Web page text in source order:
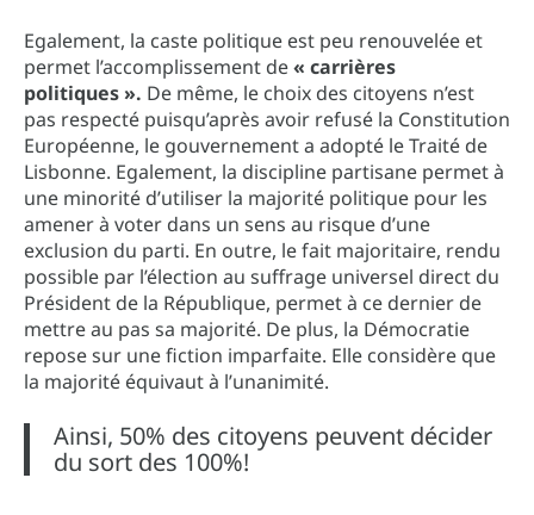
Egalement, la caste politique est peu renouvelée et
permet l’accomplissement de« carrières
politiques ». De même, le choix des citoyens n’est
pas respecté puisqu’après avoir refusé la Constitution
Européenne, le gouvernement a adopté le Traité de
Lisbonne. Egalement, la discipline partisane permet à
une minorité d’utiliser la majorité politique pour les
amener à voter dans un sens au risque d’une
exclusion du parti. En outre, le fait majoritaire, rendu
possible par l’élection au suffrage universel direct du
Président de la République, permet à ce dernier de
mettre au pas sa majorité. De plus, la Démocratie
repose sur une fiction imparfaite. Elle considère que
la majorité équivaut à l’unanimité.
Ainsi, 50% des citoyens peuvent décider
du sort des 100%!